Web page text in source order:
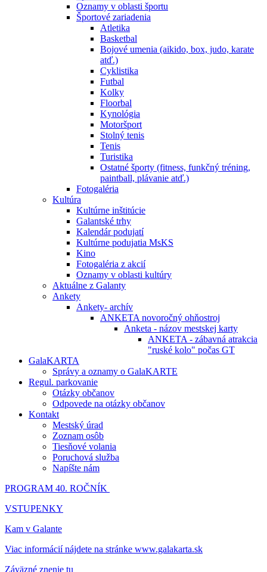
Oznamy v oblasti športu
Športové zariadenia
Atletika
Basketbal
Bojové umenia (aikido, box, judo, karate
atď.)
Cyklistika
Futbal
Kolky
Floorbal
Kynológia
Motoršport
Stolný tenis
Tenis
Turistika
Ostatné športy (fitness, funkčný tréning,
paintball, plávanie atď.)
Fotogaléria
Kultúra
Kultúrne inštitúcie
Galantské trhy
Kalendár podujatí
Kultúrne podujatia MsKS
Kino
Fotogaléria z akcií
Oznamy v oblasti kultúry
Aktuálne z Galanty
Ankety
Ankety- archív
ANKETA novoročný ohňostroj
Anketa - názov mestskej karty
ANKETA - zábavná atrakcia
"ruské kolo" počas GT
GalaKARTA
Správy a oznamy o GalaKARTE
Regul. parkovanie
Otázky občanov
Odpovede na otázky občanov
Kontakt
Mestský úrad
Zoznam osôb
Tiesňové volania
Poruchová služba
Napíšte nám
PROGRAM 40. ROČNÍK
VSTUPENKY
Kam v Galante
Viac informácií nájdete na stránke www.galakarta.sk
Záväzné znenie tu